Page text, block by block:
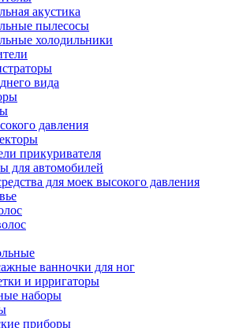
акустика
пылесосы
холодильники
вида
давления
прикуривателя
для автомобилей
для моек высокого давления
ванночки для ног
и ирригаторы
наборы
приборы